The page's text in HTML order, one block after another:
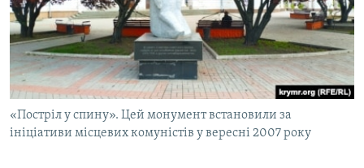
«Постріл у спину». Цей монумент встановили за
ініціативи місцевих комуністів у вересні 2007 року